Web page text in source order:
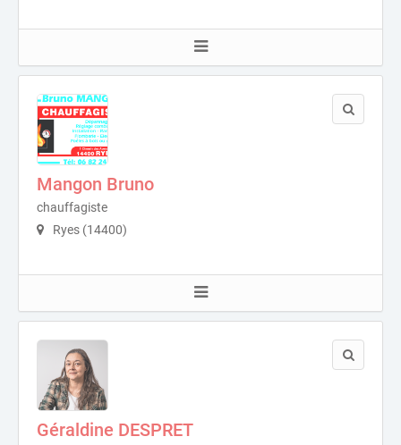
Mangon Bruno
chauffagiste
Ryes (14400)
Géraldine DESPRET